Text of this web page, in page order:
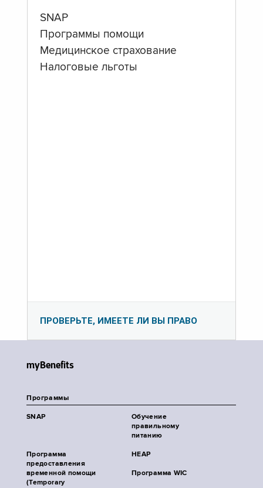
SNAP
Программы помощи
Медицинское страхование
Налоговые льготы
ПРОВЕРЬТЕ, ИМЕЕТЕ ЛИ ВЫ ПРАВО
myBenefits
Программы
SNAP
Обучение
правильному
питанию
Программа
предоставления
временной помощи
(Temporary
HEAP
Программа WIC